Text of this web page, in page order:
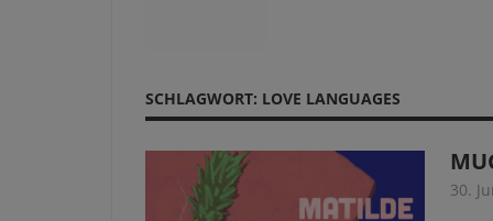
SCHLAGWORT: LOVE LANGUAGES
30.